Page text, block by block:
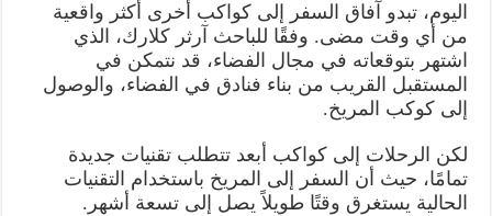
اليوم، تبدو آفاق السفر إلى كواكب أخرى أكثر واقعية
من أي وقت مضى. وفقًا للباحث آرثر كلارك، الذي
اشتهر بتوقعاته في مجال الفضاء، قد نتمكن في
المستقبل القريب من بناء فنادق في الفضاء، والوصول
إلى كوكب المريخ.
لكن الرحلات إلى كواكب أبعد تتطلب تقنيات جديدة
تمامًا، حيث أن السفر إلى المريخ باستخدام التقنيات
الحالية يستغرق وقتًا طويلاً يصل إلى تسعة أشهر.